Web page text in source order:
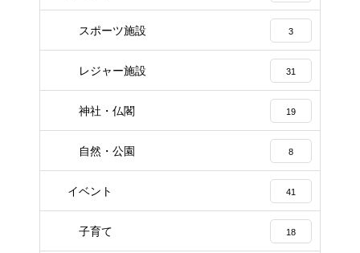
スポーツ施設 3
レジャー施設 31
神社・仏閣 19
自然・公園 8
イベント 41
子育て 18